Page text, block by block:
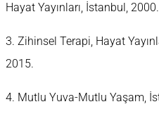
Hayat Yayınları, İstanbul, 2000.
3. Zihinsel Terapi, Hayat
2015.
4. Mutlu Yuva-Mutlu Yaşam,